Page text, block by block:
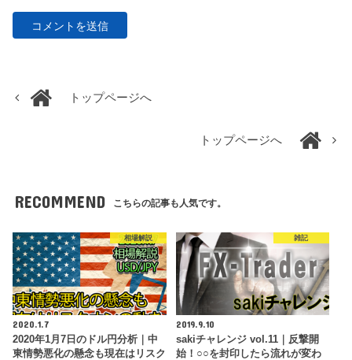
トップページへ
トップページへ
RECOMMEND こちらの記事も人気です。
相場解説
2020.1.7
2020年1月7日のドル円分析｜中
東情勢悪化の懸念も現在はリスク
雑記
2019.9.10
sakiチャレンジ vol.11｜反撃開
始！○○を封印したら流れが変わ